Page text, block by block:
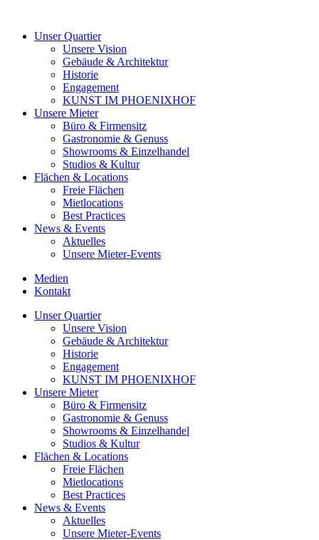
Unser Quartier
Unsere Vision
Gebäude & Architektur
Historie
Engagement
KUNST IM PHOENIXHOF
Unsere Mieter
Büro & Firmensitz
Gastronomie & Genuss
Showrooms & Einzelhandel
Studios & Kultur
Flächen & Locations
Freie Flächen
Mietlocations
Best Practices
News & Events
Aktuelles
Unsere Mieter-Events
Medien
Kontakt
Unser Quartier
Unsere Vision
Gebäude & Architektur
Historie
Engagement
KUNST IM PHOENIXHOF
Unsere Mieter
Büro & Firmensitz
Gastronomie & Genuss
Showrooms & Einzelhandel
Studios & Kultur
Flächen & Locations
Freie Flächen
Mietlocations
Best Practices
News & Events
Aktuelles
Unsere Mieter-Events